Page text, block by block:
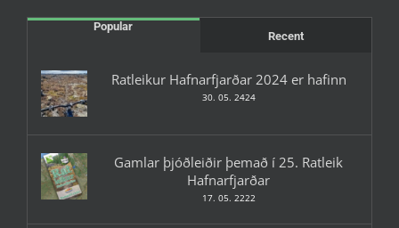
Popular
Recent
Ratleikur Hafnarfjarðar 2024 er hafinn
30. 05. 2424
Gamlar þjóðleiðir þemað í 25. Ratleik
Hafnarfjarðar
17. 05. 2222